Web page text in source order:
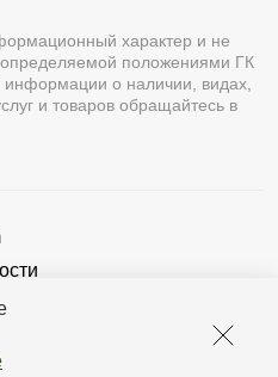
характер и не
положениями ГК
о наличии, видах,
и товаров обращайтесь в